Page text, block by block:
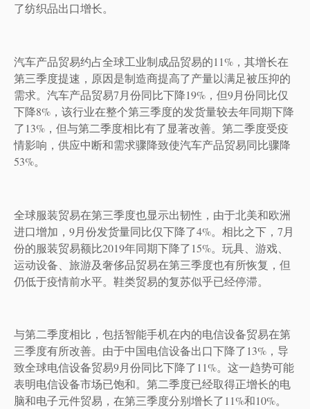
了纺织品出口增长。
汽车产品贸易约占全球工业制成品贸易的11%，其增长在
第三季度提速，原因是制造商提高了产量以满足被压抑的
需求。汽车产品贸易7月份同比下降19%，但9月份同比仅
下降8%，该行业在整个第三季度的发货量较去年同期下降
了13%，但与第二季度相比有了显著改善。第二季度受疫
情影响，供应中断和需求骤降致使汽车产品贸易同比骤降
53%。
全球服装贸易在第三季度也显示出韧性，由于北美和欧洲
进口增加，9月份发货量同比仅下降了4%。相比之下，7月
份的服装贸易额比2019年同期下降了15%。玩具、游戏、
运动设备、旅游及奢侈品贸易在第三季度也有所恢复，但
仍低于疫情前水平。鞋类贸易的复苏似乎已经停滞。
与第二季度相比，包括智能手机在内的电信设备贸易在第
三季度有所改善。由于中国电信设备出口下降了13%，导
致全球电信设备贸易9月份同比下降了11%。这一趋势可能
表明电信设备市场已饱和。第二季度已经取得正增长的电
脑和电子元件贸易，在第三季度分别增长了11%和10%。